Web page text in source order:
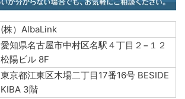
(株）AlbaLink
愛知県名古屋市中村区名駅４丁目２−１２
松陽ビル 8F
東京都江東区木場二丁目17番16号 BESIDE
KIBA 3階